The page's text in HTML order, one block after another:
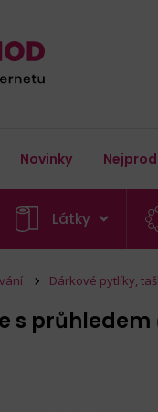
Novinky
Látky
Dárkové pytlíky,
s průhledem